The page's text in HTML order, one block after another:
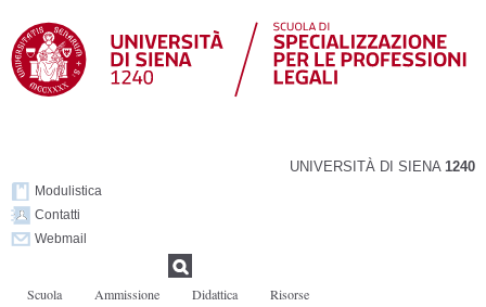
contenuto
principale
UNIVERSITÀ DI SIENA 1240
Modulistica
Contatti
Webmail
Form di ricerca
Scuola Ammissione Didattica Risorse